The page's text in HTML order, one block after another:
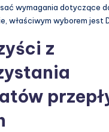
wymagania dotyczące
właściwym wyborem jest
z